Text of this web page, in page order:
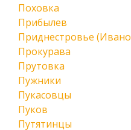
Поховка
Прибылев
Приднестровье
Прокурава
Прутовка
Пужники
Пукасовцы
Пуков
Путятинцы